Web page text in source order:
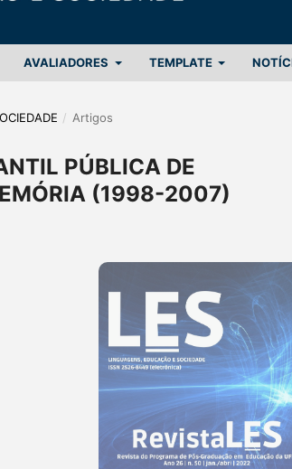
AVALIADORES TEMPLATE
/ Artigos
PÚBLICA DE
(1998-2007)